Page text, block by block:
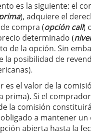
es la siguiente: el
), adquiere el
compra (opción call)
determinado (
de la opción. Sin
la posibilidad de
es el valor de la
prima). Si el
la comisión
a mantener
abierta hasta la